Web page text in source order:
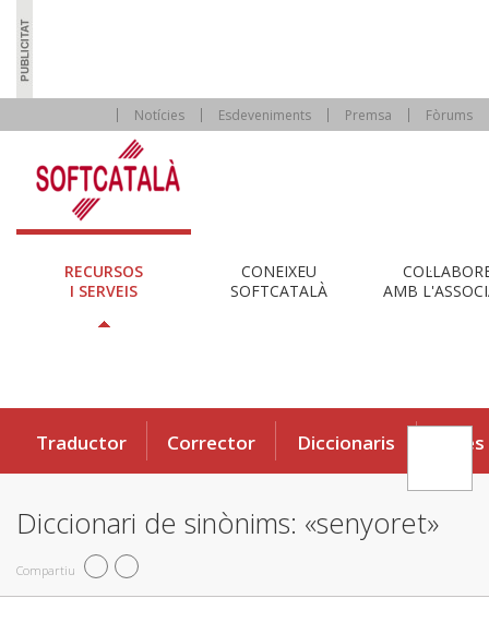
Notícies Esdeveniments Premsa Fòrums
RECURSOS
I SERVEIS
CONEIXEU
SOFTCATALÀ
AMB
Traductor Corrector Diccionaris Eines
Diccionari de sinònims: «senyoret»
Compartiu